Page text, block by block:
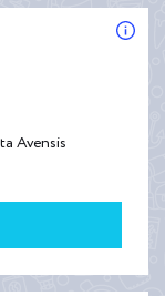
Avensis